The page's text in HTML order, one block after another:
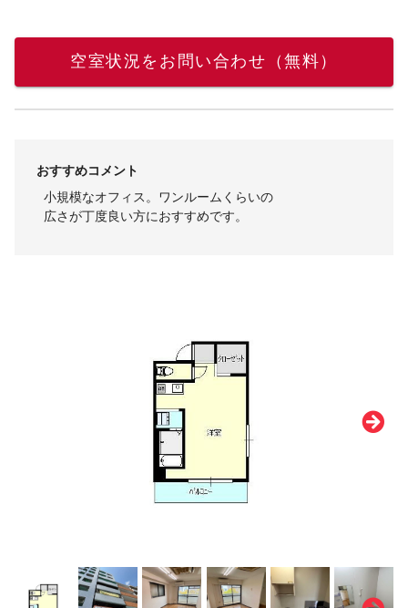
空室状況をお問い合わせ（無料）
おすすめコメント
小規模なオフィス。ワンルームくらいの
広さが丁度良い方におすすめです。